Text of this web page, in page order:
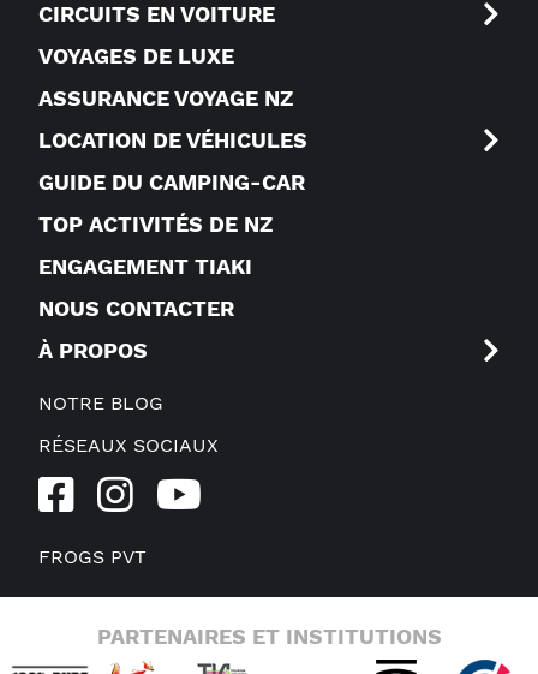
CIRCUITS EN VOITURE
VOYAGES DE LUXE
ASSURANCE VOYAGE NZ
LOCATION DE VÉHICULES
GUIDE DU CAMPING-CAR
TOP ACTIVITÉS DE NZ
ENGAGEMENT TIAKI
NOUS CONTACTER
À PROPOS
NOTRE BLOG
RÉSEAUX SOCIAUX
FROGS PVT
PARTENAIRES ET INSTITUTIONS